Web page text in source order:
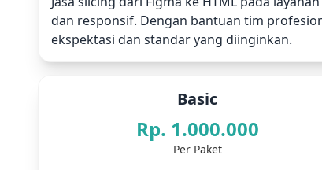
dan responsif. Dengan bantuan tim
ekspektasi dan standar yang diinginkan.
Basic
Rp. 1.000.000
Per Paket